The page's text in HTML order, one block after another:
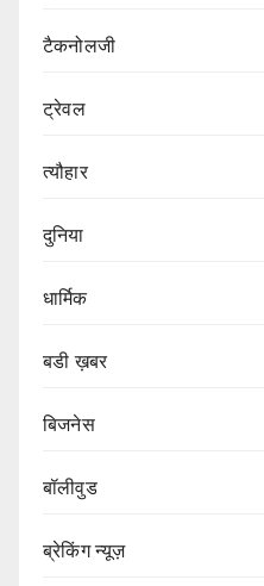
टैकनोलजी
ट्रेवल
त्यौहार
दुनिया
धार्मिक
बडी ख़बर
बिजनेस
बॉलीवुड
ब्रेकिंग न्यूज़